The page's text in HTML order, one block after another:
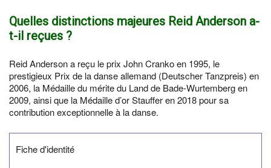
Quelles distinctions majeures Reid Anderson a-
t-il reçues ?
Reid Anderson a reçu le prix John Cranko en 1995, le
prestigieux Prix de la danse allemand (Deutscher Tanzpreis) en
2006, la Médaille du mérite du Land de Bade-Wurtemberg en
2009, ainsi que la Médaille d’or Stauffer en 2018 pour sa
contribution exceptionnelle à la danse.
Fiche d'identité